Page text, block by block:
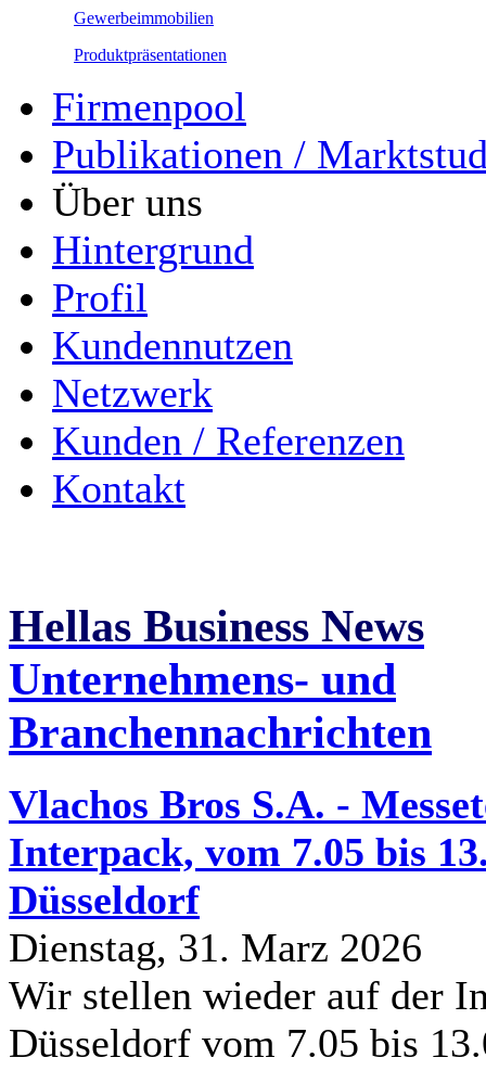
Gewerbeimmobilien
Produktpräsentationen
Firmenpool
Publikationen /
Über uns
Hintergrund
Profil
Kundennutzen
Netzwerk
Kunden / Referenzen
Kontakt
Hellas Business News
Unternehmens- und
Branchennachrichten
Vlachos Bros S.A. -
Interpack, vom 7.05 bis
Düsseldorf
Dienstag, 31. Marz 2026
Wir stellen wieder auf der
Düsseldorf vom 7.05 bis